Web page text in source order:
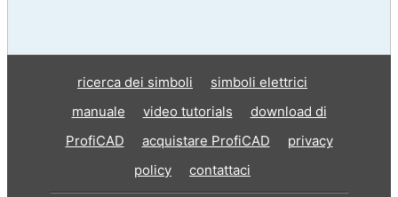
ricerca dei simboli
simboli elettrici
manuale
video tutorials
download di
ProfiCAD
acquistare ProfiCAD
privacy
policy
contattaci